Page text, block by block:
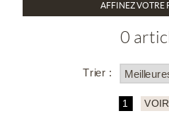
AFFINEZ VOTRE
0
Trier :
1